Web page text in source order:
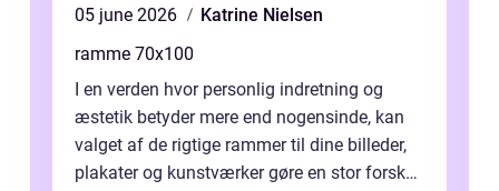
05 june 2026
Katrine Nielsen
ramme 70x100
I en verden hvor personlig indretning og
æstetik betyder mere end nogensinde, kan
valget af de rigtige rammer til dine billeder,
plakater og kunstværker gøre en stor forskel.